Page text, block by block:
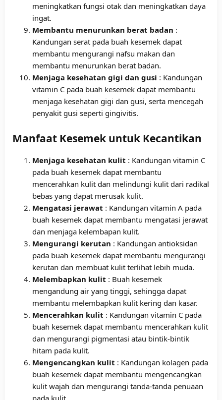
meningkatkan fungsi otak dan meningkatkan daya
ingat.
Membantu menurunkan berat badan :
Kandungan serat pada buah kesemek dapat
membantu mengurangi nafsu makan dan
membantu menurunkan berat badan.
Menjaga kesehatan gigi dan gusi : Kandungan
vitamin C pada buah kesemek dapat membantu
menjaga kesehatan gigi dan gusi, serta mencegah
penyakit gusi seperti gingivitis.
Manfaat Kesemek untuk Kecantikan
Menjaga kesehatan kulit : Kandungan vitamin C
pada buah kesemek dapat membantu
mencerahkan kulit dan melindungi kulit dari radikal
bebas yang dapat merusak kulit.
Mengatasi jerawat : Kandungan vitamin A pada
buah kesemek dapat membantu mengatasi jerawat
dan menjaga kelembapan kulit.
Mengurangi kerutan : Kandungan antioksidan
pada buah kesemek dapat membantu mengurangi
kerutan dan membuat kulit terlihat lebih muda.
Melembapkan kulit : Buah kesemek
mengandung air yang tinggi, sehingga dapat
membantu melembapkan kulit kering dan kasar.
Mencerahkan kulit : Kandungan vitamin C pada
buah kesemek dapat membantu mencerahkan kulit
dan mengurangi pigmentasi atau bintik-bintik
hitam pada kulit.
Mengencangkan kulit : Kandungan kolagen pada
buah kesemek dapat membantu mengencangkan
kulit wajah dan mengurangi tanda-tanda penuaan